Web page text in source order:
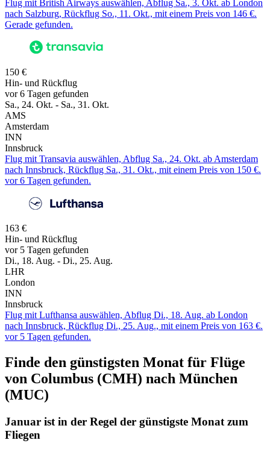
Flug mit British Airways auswählen, Abflug Sa., 3. Okt. ab London
nach Salzburg, Rückflug So., 11. Okt., mit einem Preis von 146 €.
Gerade gefunden.
150 €
Hin- und Rückflug
vor 6 Tagen gefunden
Sa., 24. Okt. - Sa., 31. Okt.
AMS
Amsterdam
INN
Innsbruck
Flug mit Transavia auswählen, Abflug Sa., 24. Okt. ab Amsterdam
nach Innsbruck, Rückflug Sa., 31. Okt., mit einem Preis von 150 €.
vor 6 Tagen gefunden.
163 €
Hin- und Rückflug
vor 5 Tagen gefunden
Di., 18. Aug. - Di., 25. Aug.
LHR
London
INN
Innsbruck
Flug mit Lufthansa auswählen, Abflug Di., 18. Aug. ab London
nach Innsbruck, Rückflug Di., 25. Aug., mit einem Preis von 163 €.
vor 5 Tagen gefunden.
Finde den günstigsten Monat für Flüge
von Columbus (CMH) nach München
(MUC)
Januar ist in der Regel der günstigste Monat zum
Fliegen